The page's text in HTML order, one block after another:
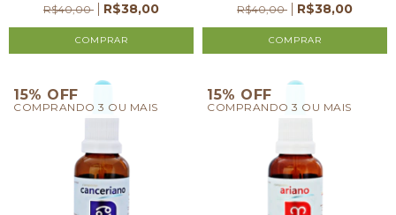
R$40,00 R$38,00 R$40,00 R$38,00
15% OFF
COMPRANDO 3 OU MAIS
15% OFF
COMPRANDO 3 OU MAIS